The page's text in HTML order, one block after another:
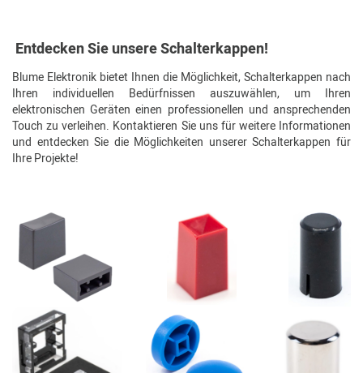
Entdecken Sie unsere Schalterkappen!
Blume Elektronik bietet Ihnen die Möglichkeit, Schalterkappen nach
Ihren individuellen Bedürfnissen auszuwählen, um Ihren
elektronischen Geräten einen professionellen und ansprechenden
Touch zu verleihen. Kontaktieren Sie uns für weitere Informationen
und entdecken Sie die Möglichkeiten unserer Schalterkappen für
Ihre Projekte!